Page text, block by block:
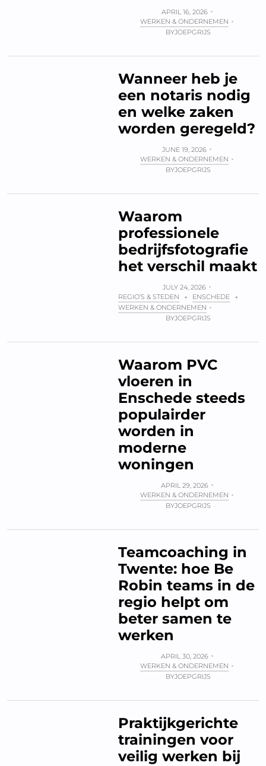
APRIL 16, 2026
WERKEN & ONDERNEMEN
BYJOEPGRIJS
Wanneer heb je
een notaris nodig
en welke zaken
worden geregeld?
JUNE 19, 2026
WERKEN & ONDERNEMEN
BYJOEPGRIJS
Waarom
professionele
bedrijfsfotografie
het verschil maakt
JULY 24, 2026
REGIO’S & STEDEN
+ ENSCHEDE
+
WERKEN & ONDERNEMEN
BYJOEPGRIJS
Waarom PVC
vloeren in
Enschede steeds
populairder
worden in
moderne
woningen
APRIL 29, 2026
WERKEN & ONDERNEMEN
BYJOEPGRIJS
Teamcoaching in
Twente: hoe Be
Robin teams in de
regio helpt om
beter samen te
werken
APRIL 30, 2026
WERKEN & ONDERNEMEN
BYJOEPGRIJS
Praktijkgerichte
trainingen voor
veilig werken bij